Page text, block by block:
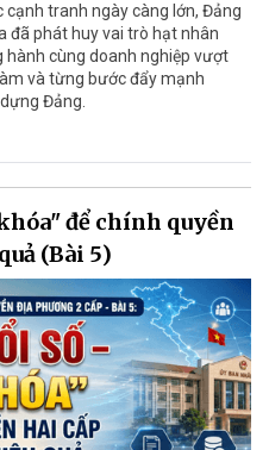
tranh ngày càng lớn, Đảng
đã phát huy vai trò hạt nhân
hành cùng doanh nghiệp vượt
và từng bước đẩy mạnh
Đảng.
để chính quyền
(Bài 5)